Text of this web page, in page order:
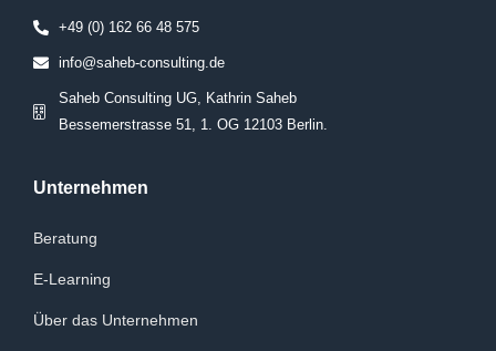
+49 (0) 162 66 48 575
info@saheb-consulting.de
Saheb Consulting UG, Kathrin Saheb
Bessemerstrasse 51, 1. OG 12103 Berlin.
Unternehmen
Beratung
E-Learning
Über das Unternehmen